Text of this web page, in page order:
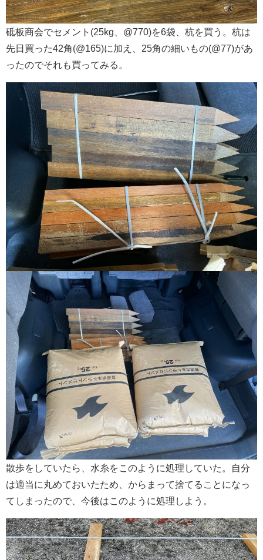
砥板商会でセメント(25kg、@770)を6袋、杭を買う。杭は
先日買った42角(@165)に加え、25角の細いもの(@77)があ
ったのでそれも買ってみる。
散歩をしていたら、水糸をこのように処理していた。自分
は適当に丸めておいたため、からまって捨てることになっ
てしまったので、今後はこのように処理しよう。